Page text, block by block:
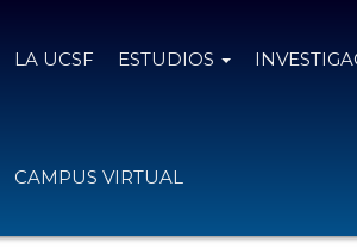
LA UCSF ESTUDIOS
CAMPUS VIRTUAL